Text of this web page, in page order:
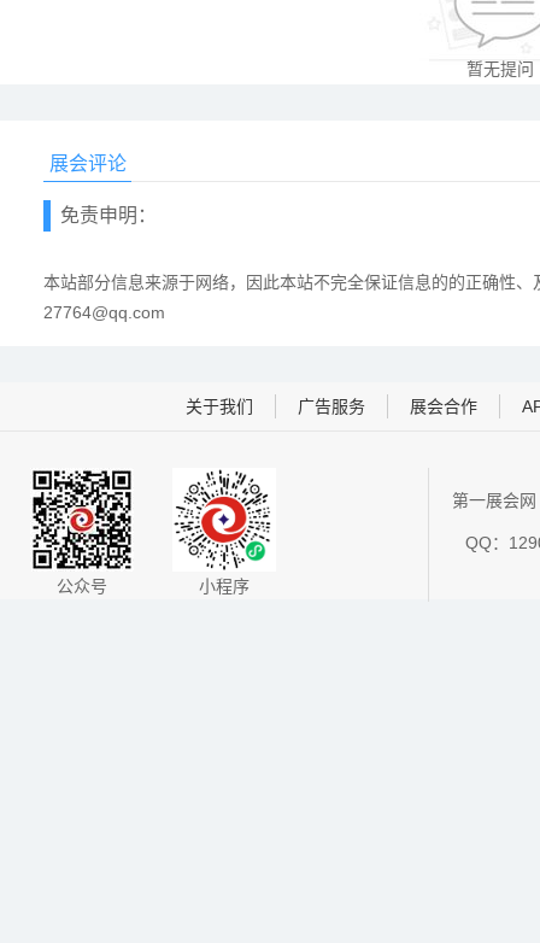
暂无提问
展会评论
免责申明：
本站部分信息来源于网络，因此本站不完全保证信息的的正确性
27764@qq.com
关于我们 广告服务 展会合作
公众号 小程序
第一展会
QQ：